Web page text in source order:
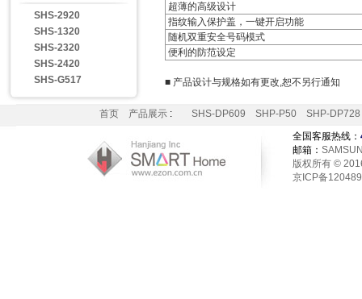
SHS-2920
SHS-1320
SHS-2320
SHS-2420
SHS-G517
超薄的高级设计
指纹输入保护盖，一键开启功能
随机双重安全号码模式
便利的防范设定
■ 产品设计与规格如有更改,恕不另行通知
首页 产品展示: SHS-DP609 SHP-P50
SHP-DP728
全国客服热线：
邮箱：
版权所有 ©
京ICP备